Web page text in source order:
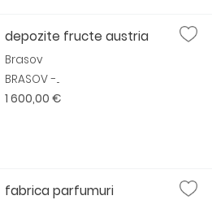
depozite fructe austria
Brasov
BRASOV -...
1 600,00 €
fabrica parfumuri